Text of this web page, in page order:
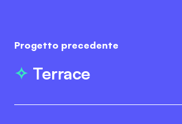
Progetto precedente
Terrace